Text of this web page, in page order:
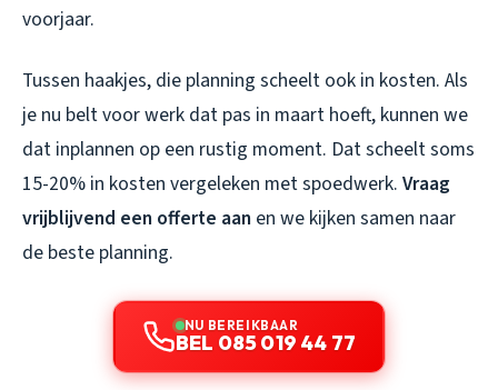
voorjaar.
Tussen haakjes, die planning scheelt ook in kosten. Als
je nu belt voor werk dat pas in maart hoeft, kunnen we
dat inplannen op een rustig moment. Dat scheelt soms
15-20% in kosten vergeleken met spoedwerk. Vraag
vrijblijvend een offerte aan en we kijken samen naar
de beste planning.
NU BEREIKBAAR
BEL 085 019 44 77